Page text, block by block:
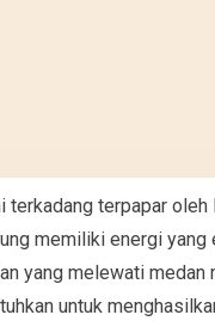
terkadang terpapar
memiliki energi yang
yang melewati
untuk